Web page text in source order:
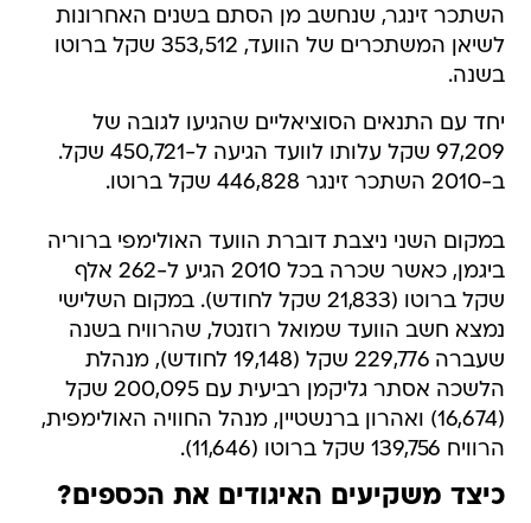
השתכר זינגר, שנחשב מן הסתם בשנים האחרונות
לשיאן המשתכרים של הוועד, 353,512 שקל ברוטו
בשנה.
יחד עם התנאים הסוציאליים שהגיעו לגובה של
97,209 שקל עלותו לוועד הגיעה ל-450,721 שקל.
ב-2010 השתכר זינגר 446,828 שקל ברוטו.
במקום השני ניצבת דוברת הוועד האולימפי ברוריה
ביגמן, כאשר שכרה בכל 2010 הגיע ל-262 אלף
שקל ברוטו (21,833 שקל לחודש). במקום השלישי
נמצא חשב הוועד שמואל רוזנטל, שהרוויח בשנה
שעברה 229,776 שקל (19,148 לחודש), מנהלת
הלשכה אסתר גליקמן רביעית עם 200,095 שקל
(16,674) ואהרון ברנשטיין, מנהל החוויה האולימפית,
הרוויח 139,756 שקל ברוטו (11,646).
כיצד משקיעים האיגודים את הכספים?